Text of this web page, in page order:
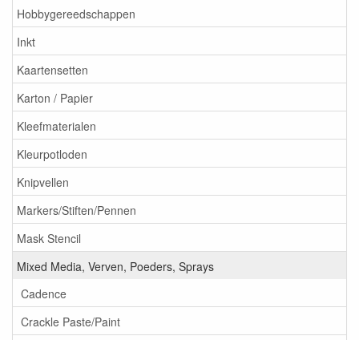
Hobbygereedschappen
Inkt
Kaartensetten
Karton / Papier
Kleefmaterialen
Kleurpotloden
Knipvellen
Markers/Stiften/Pennen
Mask Stencil
Mixed Media, Verven, Poeders, Sprays
Cadence
Crackle Paste/Paint